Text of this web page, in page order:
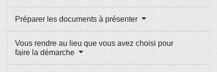
Préparer les documents à présenter
Vous rendre au lieu que vous avez choisi pour
faire la démarche